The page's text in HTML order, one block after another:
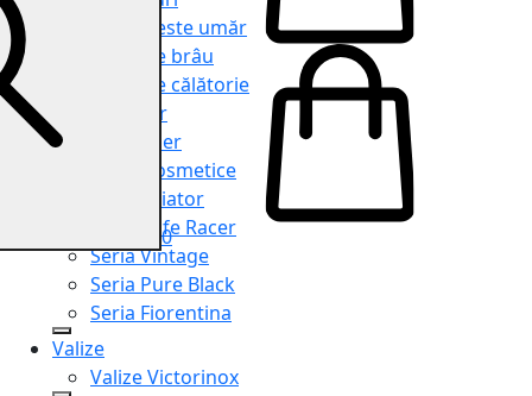
Genți peste umăr
Genți de brâu
Genți de călătorie
Shopper
Organiser
Truse cosmetice
Seria Aviator
Seria Cafe Racer
Seria Vintage
Seria Pure Black
Seria Fiorentina
Valize
Valize Victorinox
0